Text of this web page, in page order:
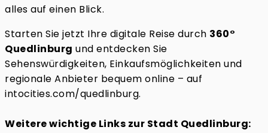
alles auf einen Blick.
Starten Sie jetzt Ihre digitale Reise durch 360°
Quedlinburg und entdecken Sie
Sehenswürdigkeiten, Einkaufsmöglichkeiten und
regionale Anbieter bequem online – auf
intocities.com/quedlinburg.
Weitere wichtige Links zur Stadt Quedlinburg: